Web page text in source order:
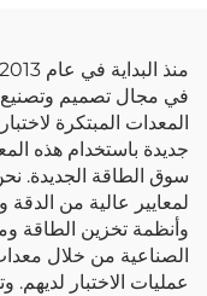
في مجال تصميم وتصنيع
المعدات المبتكرة
جديدة باستخدام هذه
سوق الطاقة الجديدة.
لمعايير عالية من الدقة
وأنظمة تخزين الطاقة
الصناعية من خلال
عمليات الاختبار لديهم.